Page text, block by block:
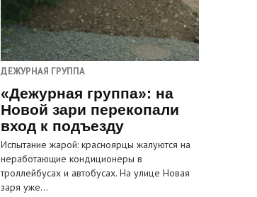
ДЕЖУРНАЯ ГРУППА
«Дежурная группа»: на
Новой зари перекопали
вход к подъезду
Испытание жарой: красноярцы жалуются на
неработающие кондиционеры в
троллейбусах и автобусах. На улице Новая
заря уже…